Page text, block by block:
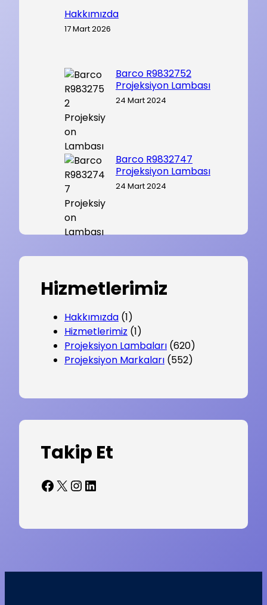
Hakkımızda
17 Mart 2026
Barco R9832752
Projeksiyon Lambası
24 Mart 2024
Barco R9832747
Projeksiyon Lambası
24 Mart 2024
Hizmetlerimiz
Hakkımızda (1)
Hizmetlerimiz (1)
Projeksiyon Lambaları (620)
Projeksiyon Markaları (552)
Takip Et
Facebook X InstagramLinkedIn